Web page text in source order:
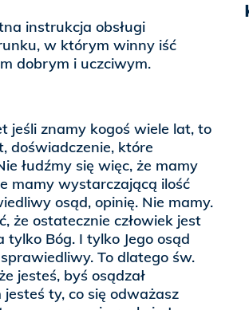
instrukcja obsługi
w którym winny iść
dobrym i uczciwym.
jeśli znamy kogoś wiele lat, to
doświadczenie, które
łudźmy się więc, że mamy
mamy wystarczającą ilość
osąd, opinię. Nie mamy.
że ostatecznie człowiek jest
tylko Bóg. I tylko Jego osąd
To dlatego św.
jesteś, byś osądzał
jesteś ty, co się odważasz